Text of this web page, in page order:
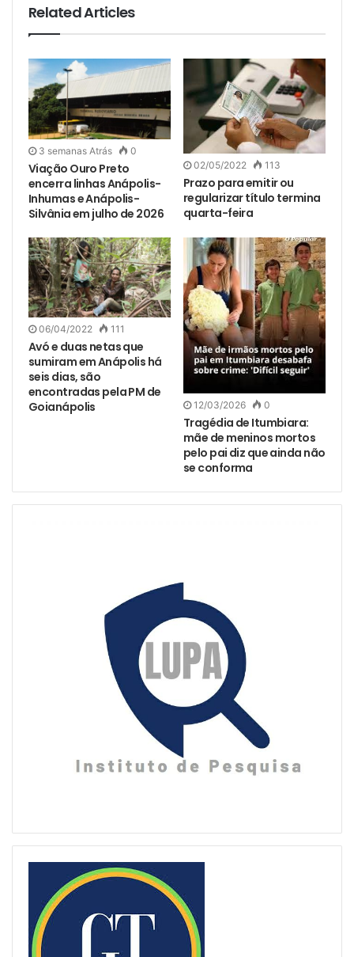
Related Articles
3 semanas Atrás 0
Viação Ouro Preto
encerra linhas Anápolis-
Inhumas e Anápolis-
Silvânia em julho de 2026
02/05/2022 113
Prazo para emitir ou
regularizar título termina
quarta-feira
06/04/2022 111
Avó e duas netas que
sumiram em Anápolis há
seis dias, são
encontradas pela PM de
Goianápolis
12/03/2026 0
Tragédia de Itumbiara:
mãe de meninos mortos
pelo pai diz que ainda não
se conforma